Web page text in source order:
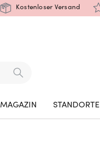
Kostenloser Versand
MAGAZIN STANDORTE